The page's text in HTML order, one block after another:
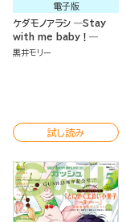
電子版
ケダモノアラシ ―Stay
with me baby！―
黒井モリー
試し読み